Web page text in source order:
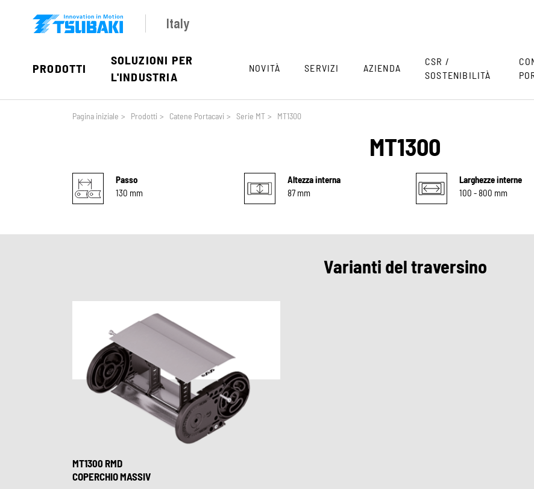
Italy
PRODOTTI
SOLUZIONI PER
L'INDUSTRIA
NOVITÀ SERVIZI AZIENDA
CSR /
SOSTENIBILITÀ
Pagina iniziale > Prodotti > Catene Portacavi > Serie MT > MT1300
MT1300
Passo
130 mm
Altezza interna
87 mm
Larghezze interne
100 - 800 mm
Varianti del traversino
MT1300 RMD
COPERCHIO MASSIV